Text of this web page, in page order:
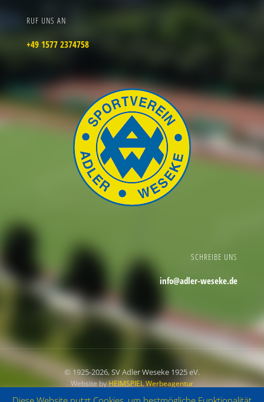
RUF UNS AN
+49 1577 2374758
SCHREIBE UNS
info@adler-weseke.de
© 1925-2026, SV Adler Weseke 1925 eV.
Website byHEIMSPIEL Werbeagentur